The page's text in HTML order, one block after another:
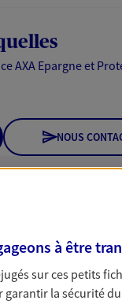
AXA Epargne et
NOUS
SITE WEB
à être
sur ces petits
la sécurité